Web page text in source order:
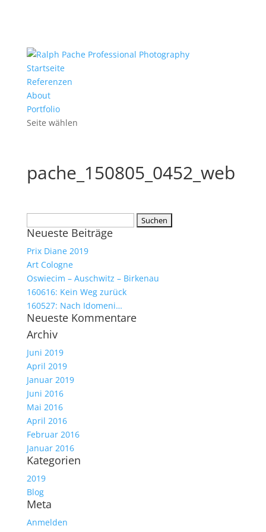
Startseite
Referenzen
About
Portfolio
Seite wählen
pache_150805_0452_web
nach:
Neueste Beiträge
Prix Diane 2019
Art Cologne
Oswiecim – Auschwitz – Birkenau
160616: Kein Weg zurück
160527: Nach Idomeni…
Neueste Kommentare
Archiv
Juni 2019
April 2019
Januar 2019
Juni 2016
Mai 2016
April 2016
Februar 2016
Januar 2016
Kategorien
2019
Blog
Meta
Anmelden